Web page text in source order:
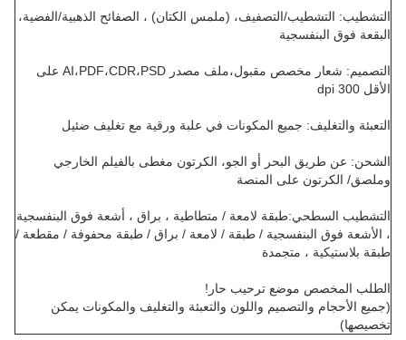
التشطيب: التشطيب/التصفيف، (ملمس الكتان) ، الصفائح الذهبية/الفضية،
البقعة فوق البنفسجية
التصميم: شعار مخصص مقبول،ملف مصدر AI،PDF،CDR،PSD على
الأقل 300 dpi
التعبئة والتغليف: جميع المكونات في علبة ورقية مع تغليف ضئيل
الشحن: عن طريق البحر أو الجو، الكرتون مغطى بالفيلم الخارجي
وملصق/ الكرتون على المنصة
التشطيب السطحي:طبقة لامعة / متطاطية ، براق ، أشعة فوق البنفسجية
، الأشعة فوق البنفسجية / طبقة / لامعة / براق / طبقة محفوفة / مقطعة /
طبقة بلاستيكية ، متجمدة
الطلب المخصص موضع ترحيب حار!
(جميع الأحجام والتصميم واللون والتعبئة والتغليف والمكونات يمكن
تخصيصها)